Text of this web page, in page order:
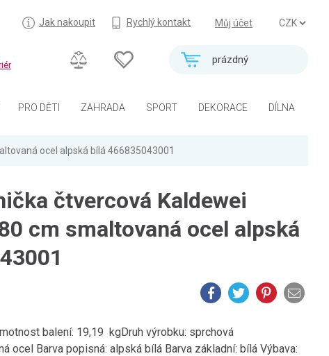
Můj účet
Jak nakoupit Rychlý kontakt
prázdný
PRO DĚTI ZAHRADA SPORT DEKORACE DÍLNA
ocel alpská bílá 466835043001
čtvercová Kaldewei
cm smaltovaná ocel alpská
balení: 19,19 kgDruh výrobku: sprchová
ocel Barva popisná: alpská bílá Barva základní: bílá Výbava: